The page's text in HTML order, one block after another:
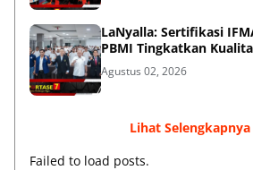
LaNyalla: Sertifikasi
PBMI Tingkatkan
Agustus 02, 2026
Lihat Selengkapnya
Failed to load posts.